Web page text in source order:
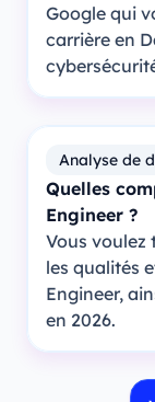
Google qui
carrière en
Analyse de
Quelles
Engineer ?
Vous voulez
les qualités
Engineer,
en 2026.